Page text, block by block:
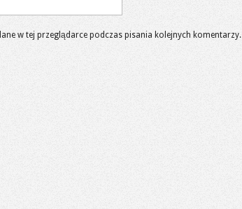
w tej przeglądarce podczas pisania kolejnych komentarzy.